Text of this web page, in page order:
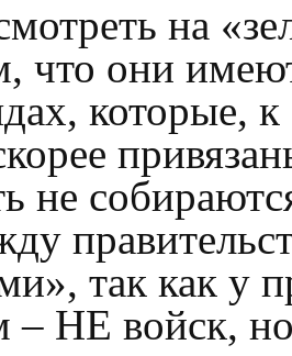
на
что они
которые, к
не
так как у
– НЕ войск,